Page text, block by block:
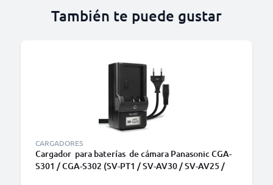
También te puede gustar
CARGADORES
Cargador para baterías de cámara Panasonic CGA-
S301 / CGA-S302 (SV-PT1 / SV-AV30 / SV-AV25 /